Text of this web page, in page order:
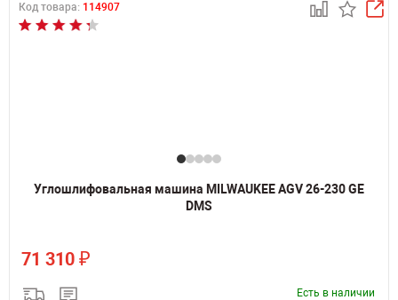
Код товара: 114907
Углошлифовальная машина MILWAUKEE AGV 26-230 GE
DMS
71 310 ₽
Есть в наличии